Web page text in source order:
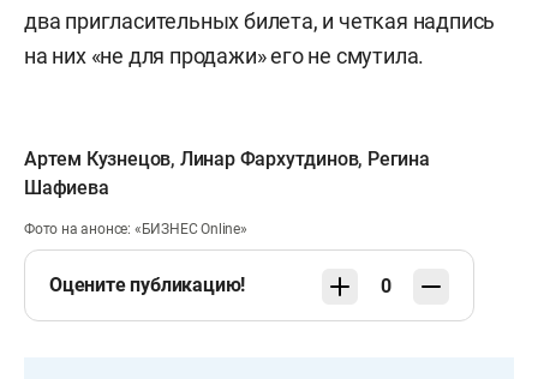
два пригласительных билета, и четкая надпись
на них «не для продажи» его не смутила.
Артем Кузнецов, Линар Фархутдинов, Регина
Шафиева
Фото на анонсе: «БИЗНЕС Online»
Оцените публикацию! 0